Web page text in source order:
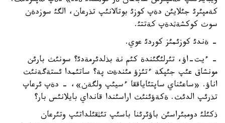
كةمپئرئ جئلايئن دةپ كوزئ بوتالانئپ تذرعان، الگئ سوزدةن
سوث كوكشةثدةپ كةتتئ.
- ةندئ كوزئمئز كوردئ عوي.
- ءيت-اؤ، تئرلئگئندة كئم نة بذلدئرمةدئ؟ سونئث بارئن
مونشاق عئپ جئپكة ءتئزؤ مئندةت پة؟ ساتئمدا ئستةگةنئث
اناؤ. «ساعئناي ساپتئاياققا ءسيئپ ولگةن»، - دةپ ئرعاپ
تذرئپ الدئث. ةكةؤئنئث اراسئندا قانداي بايلانئس بار؟
ذكئلئ دومبئراسئن باؤئرئنا باسئپ تئثقئلداتئپ وتئرعان